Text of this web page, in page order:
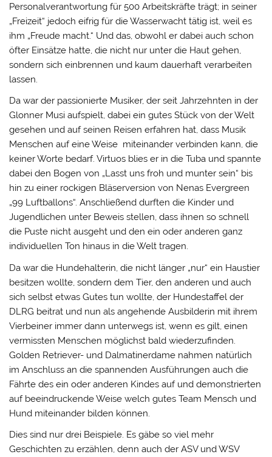
Personalverantwortung für 500 Arbeitskräfte trägt; in seiner
„Freizeit“ jedoch eifrig für die Wasserwacht tätig ist, weil es
ihm „Freude macht.“ Und das, obwohl er dabei auch schon
öfter Einsätze hatte, die nicht nur unter die Haut gehen,
sondern sich einbrennen und kaum dauerhaft verarbeiten
lassen.
Da war der passionierte Musiker, der seit Jahrzehnten in der
Glonner Musi aufspielt, dabei ein gutes Stück von der Welt
gesehen und auf seinen Reisen erfahren hat, dass Musik
Menschen auf eine Weise miteinander verbinden kann, die
keiner Worte bedarf. Virtuos blies er in die Tuba und spannte
dabei den Bogen von „Lasst uns froh und munter sein“ bis
hin zu einer rockigen Bläserversion von Nenas Evergreen
„99 Luftballons“. Anschließend durften die Kinder und
Jugendlichen unter Beweis stellen, dass ihnen so schnell
die Puste nicht ausgeht und den ein oder anderen ganz
individuellen Ton hinaus in die Welt tragen.
Da war die Hundehalterin, die nicht länger „nur“ ein Haustier
besitzen wollte, sondern dem Tier, den anderen und auch
sich selbst etwas Gutes tun wollte, der Hundestaffel der
DLRG beitrat und nun als angehende Ausbilderin mit ihrem
Vierbeiner immer dann unterwegs ist, wenn es gilt, einen
vermissten Menschen möglichst bald wiederzufinden.
Golden Retriever- und Dalmatinerdame nahmen natürlich
im Anschluss an die spannenden Ausführungen auch die
Fährte des ein oder anderen Kindes auf und demonstrierten
auf beeindruckende Weise welch gutes Team Mensch und
Hund miteinander bilden können.
Dies sind nur drei Beispiele. Es gäbe so viel mehr
Geschichten zu erzählen, denn auch der ASV und WSV